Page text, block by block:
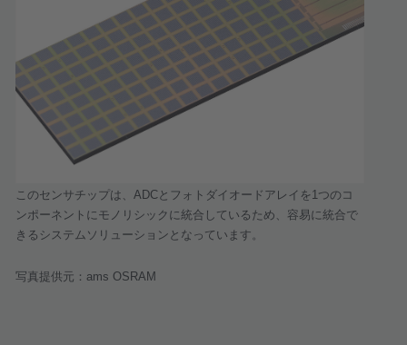
このセンサチップは、 ADCとフォトダイオードアレイを1 つのコ
ンポーネントにモノリシックに統合しているため、容易に統合で
きるシステムソリューションとなっています。
写真提供元： ams OSRAM